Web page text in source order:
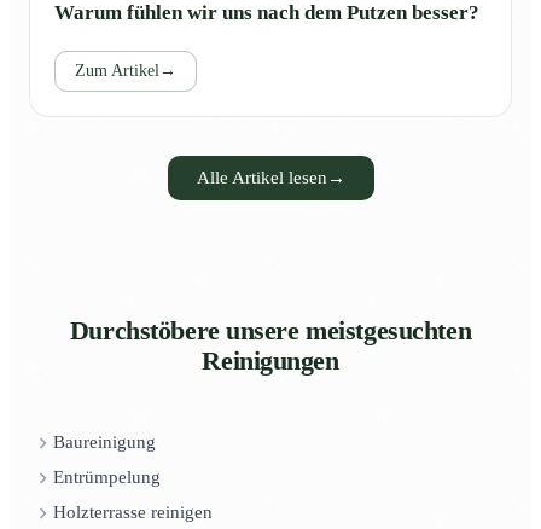
Warum fühlen wir uns nach dem Putzen besser?
Zum Artikel→
Alle Artikel lesen →
Durchstöbere unsere meistgesuchten
Reinigungen
Baureinigung
Entrümpelung
Holzterrasse reinigen